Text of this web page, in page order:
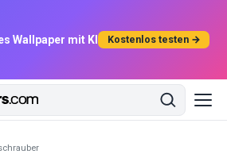
Wallpaper mit KI Kostenlos testen →